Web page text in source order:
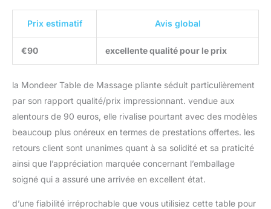
table de massage pliante
STABILITÉ ET
DURABILITÉ
EXCEPTIONNELLES :
Conçue pour durer, notre
table massage pliante est
bâtie sur un cadre en
aluminium léger mais
robuste, supportant
pieds antidérapants en
plastique et les câbles
Prix estimatif Avis global
€90 excellente qualité pour le prix
la Mondeer Table de Massage pliante séduit particulièrement
par son rapport qualité/prix impressionnant. vendue aux
alentours de 90 euros, elle rivalise pourtant avec des modèles
beaucoup plus onéreux en termes de prestations offertes. les
retours client sont unanimes quant à sa solidité et sa praticité
ainsi que l’appréciation marquée concernant l’emballage
soigné qui a assuré une arrivée en excellent état.
d’une fiabilité irréprochable que vous utilisiez cette table pour